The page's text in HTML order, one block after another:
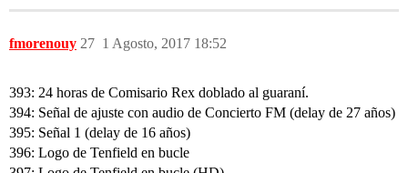
fmorenouy 1 Agosto, 2017 18:52
27
393: 24 horas de Comisario Rex doblado al guaraní.
394: Señal de ajuste con audio de Concierto FM (delay de 27 años)
395: Señal 1 (delay de 16 años)
396: Logo de Tenfield en bucle